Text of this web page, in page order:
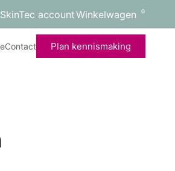
accountWinkelwagen 0
Contact Plan kennismaking